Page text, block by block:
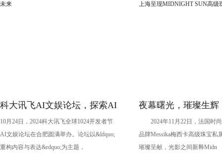
科大讯飞AI文娱论坛，探索AI
时代文娱新未来
10月24日，2024科大讯飞全球1024开发者节
AI文娱论坛在合肥圆满举办。论坛以&ldquo;
重构内容与表达&rdquo;为主题，
夜幕曙光，璀璨生辉
MESSIKA梅西卡于
MIDNIGHT SUN高
2024年11月22日，法国时尚
品牌Messika梅西卡高级珠宝私
璀璨呈献，光影之间新释Midn